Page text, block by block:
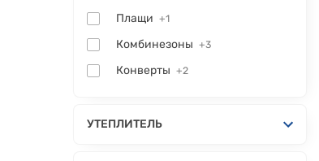
Плащи +1
Комбинезоны +3
Конверты +2
УТЕПЛИТЕЛЬ